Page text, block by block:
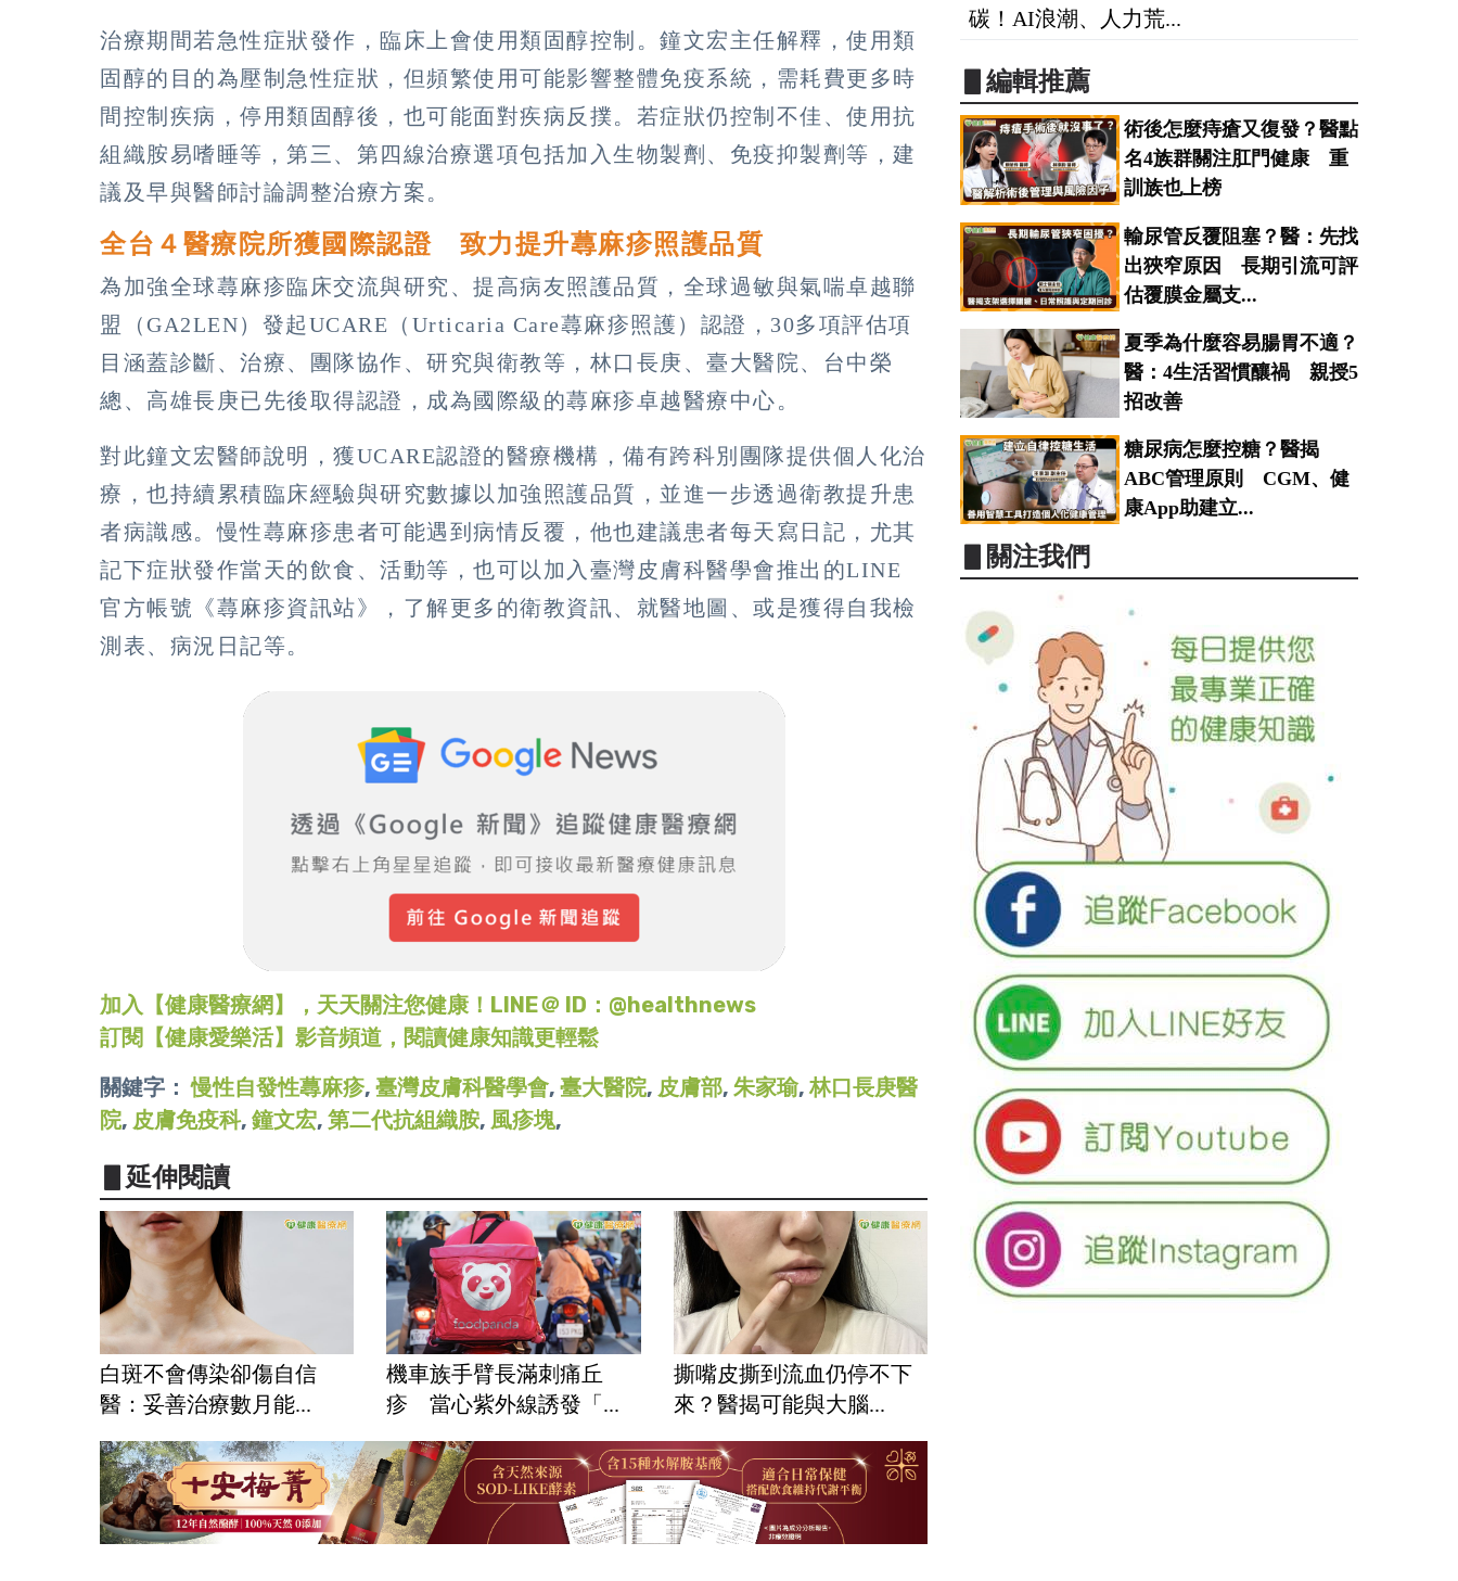
治療期間若急性症狀發作，臨床上會使用類固醇控制。鐘文宏主任解釋，使用類
固醇的目的為壓制急性症狀，但頻繁使用可能影響整體免疫系統，需耗費更多時
間控制疾病，停用類固醇後，也可能面對疾病反撲。若症狀仍控制不佳、使用抗
組織胺易嗜睡等，第三、第四線治療選項包括加入生物製劑、免疫抑製劑等，建
議及早與醫師討論調整治療方案。
全台４醫療院所獲國際認證 致力提升蕁麻疹照護品質
為加強全球蕁麻疹臨床交流與研究、提高病友照護品質，全球過敏與氣喘卓越聯
盟（GA2LEN）發起UCARE（Urticaria Care蕁麻疹照護）認證，30多項評估項
目涵蓋診斷、治療、團隊協作、研究與衛教等，林口長庚、臺大醫院、台中榮
總、高雄長庚已先後取得認證，成為國際級的蕁麻疹卓越醫療中心。
對此鐘文宏醫師說明，獲UCARE認證的醫療機構，備有跨科別團隊提供個人化治
療，也持續累積臨床經驗與研究數據以加強照護品質，並進一步透過衛教提升患
者病識感。慢性蕁麻疹患者可能遇到病情反覆，他也建議患者每天寫日記，尤其
記下症狀發作當天的飲食、活動等，也可以加入臺灣皮膚科醫學會推出的LINE
官方帳號《蕁麻疹資訊站》，了解更多的衛教資訊、就醫地圖、或是獲得自我檢
測表、病況日記等。
加入【健康醫療網】，天天關注您健康！LINE＠ ID：@healthnews
訂閱【健康愛樂活】影音頻道，閱讀健康知識更輕鬆
關鍵字：慢性自發性蕁麻疹, 臺灣皮膚科醫學會, 臺大醫院, 皮膚部, 朱家瑜,林口長庚醫
院, 皮膚免疫科, 鐘文宏, 第二代抗組織胺, 風疹塊,
▋延伸閱讀
白斑不會傳染卻傷自信
醫：妥善治療數月能...
機車族手臂長滿刺痛丘
疹 當心紫外線誘發「...
撕嘴皮撕到流血仍停不下
來？醫揭可能與大腦...
碳！AI浪潮、人力荒...
▋編輯推薦
術後怎麼痔瘡又復發？醫點
名4族群關注肛門健康 重
訓族也上榜
輸尿管反覆阻塞？醫：先找
出狹窄原因 長期引流可評
估覆膜金屬支...
夏季為什麼容易腸胃不適？
醫：4生活習慣釀禍 親授5
招改善
糖尿病怎麼控糖？醫揭
ABC管理原則 CGM、健
康App助建立...
▋關注我們